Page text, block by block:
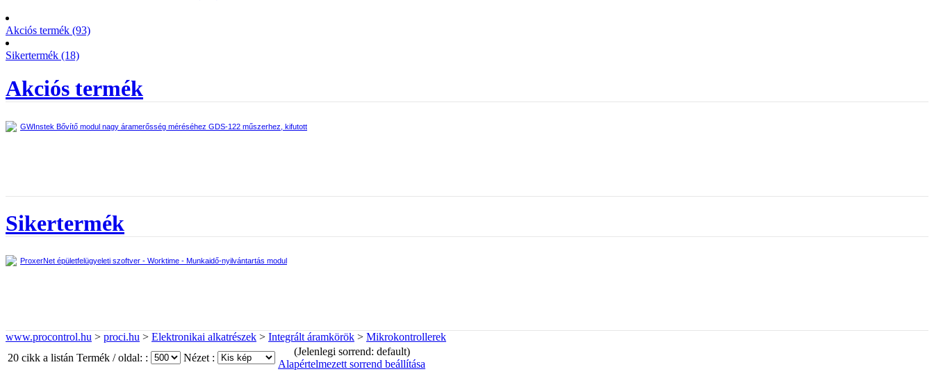
Akciós termék (93)
Sikertermék (18)
Akciós termék
GWInstek Bővítő modul nagy áramerősség méréséhez GDS-122 műszerhez, kifutott
Sikertermék
ProxerNet épületfelügyeleti szoftver - Worktime - Munkaidő-nyilvántartás modul
www.procontrol.hu > proci.hu > Elektronikai alkatrészek > Integrált áramkörök > Mikrokontrollerek
20 cikk a listán Termék / oldal: : Nézet :
(Jelenlegi sorrend: default)
Alapértelmezett sorrend beállítása